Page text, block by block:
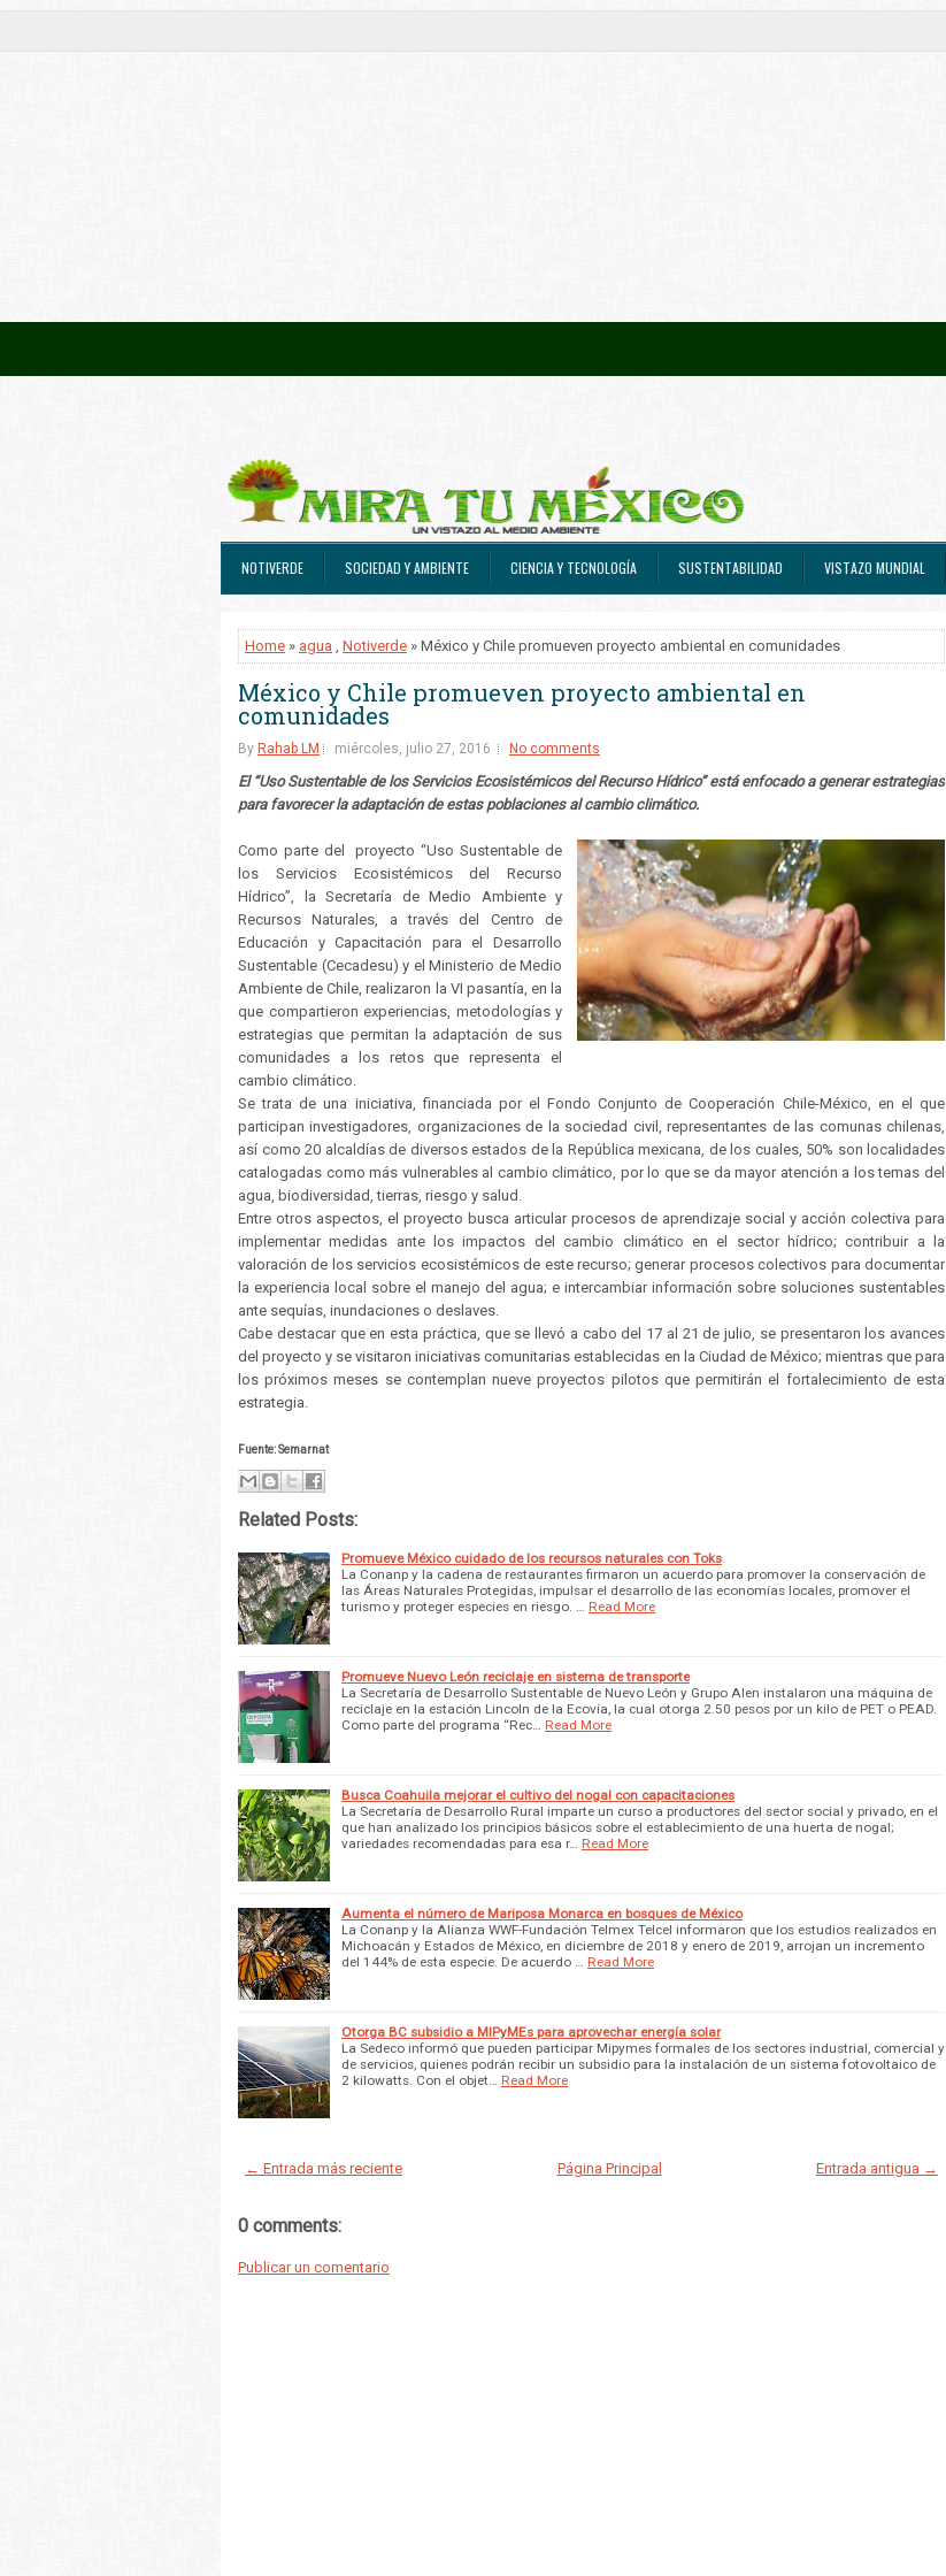
NOTIVERDE SOCIEDAD Y AMBIENTE CIENCIA Y TECNOLOGÍA SUSTENTABILIDAD VISTAZO MUNDIAL
Home » agua , Notiverde » México y Chile promueven proyecto ambiental en comunidades
México y Chile promueven proyecto ambiental en
comunidades
By Rahab LM miércoles, julio 27, 2016 No comments
El “Uso Sustentable de los Servicios Ecosistémicos del Recurso Hídrico” está enfocado a generar estrategias
para favorecer la adaptación de estas poblaciones al cambio climático.
Como parte del proyecto “Uso Sustentable de
los Servicios Ecosistémicos del Recurso
Hídrico”, la Secretaría de Medio Ambiente y
Recursos Naturales, a través del Centro de
Educación y Capacitación para el Desarrollo
Sustentable (Cecadesu) y el Ministerio de Medio
Ambiente de Chile, realizaron la VI pasantía, en la
que compartieron experiencias, metodologías y
estrategias que permitan la adaptación de sus
comunidades a los retos que representa el
cambio climático.
Se trata de una iniciativa, financiada por el Fondo Conjunto de Cooperación Chile-México, en el que
participan investigadores, organizaciones de la sociedad civil, representantes de las comunas chilenas,
así como 20 alcaldías de diversos estados de la República mexicana, de los cuales, 50% son localidades
catalogadas como más vulnerables al cambio climático, por lo que se da mayor atención a los temas del
agua, biodiversidad, tierras, riesgo y salud.
Entre otros aspectos, el proyecto busca articular procesos de aprendizaje social y acción colectiva para
implementar medidas ante los impactos del cambio climático en el sector hídrico; contribuir a la
valoración de los servicios ecosistémicos de este recurso; generar procesos colectivos para documentar
la experiencia local sobre el manejo del agua; e intercambiar información sobre soluciones sustentables
ante sequías, inundaciones o deslaves.
Cabe destacar que en esta práctica, que se llevó a cabo del 17 al 21 de julio, se presentaron los avances
del proyecto y se visitaron iniciativas comunitarias establecidas en la Ciudad de México; mientras que para
los próximos meses se contemplan nueve proyectos pilotos que permitirán el fortalecimiento de esta
estrategia.
Fuente: Semarnat
Related Posts:
Promueve México cuidado de los recursos naturales con Toks
La Conanp y la cadena de restaurantes firmaron un acuerdo para promover la conservación de
las Áreas Naturales Protegidas, impulsar el desarrollo de las economías locales, promover el
turismo y proteger especies en riesgo. …
Read More
Promueve Nuevo León reciclaje en sistema de transporte
La Secretaría de Desarrollo Sustentable de Nuevo León y Grupo Alen instalaron una máquina de
reciclaje en la estación Lincoln de la Ecovía, la cual otorga 2.50 pesos por un kilo de PET o PEAD.
Como parte del programa “Rec…
Read More
Busca Coahuila mejorar el cultivo del nogal con capacitaciones
La Secretaría de Desarrollo Rural imparte un curso a productores del sector social y privado, en el
que han analizado los principios básicos sobre el establecimiento de una huerta de nogal;
variedades recomendadas para esa r…
Read More
Aumenta el número de Mariposa Monarca en bosques de México
La Conanp y la Alianza WWF-Fundación Telmex Telcel informaron que los estudios realizados en
Michoacán y Estados de México, en diciembre de 2018 y enero de 2019, arrojan un incremento
del 144% de esta especie. De acuerdo …
Read More
Otorga BC subsidio a MIPyMEs para aprovechar energía solar
La Sedeco informó que pueden participar Mipymes formales de los sectores industrial, comercial y
de servicios, quienes podrán recibir un subsidio para la instalación de un sistema fotovoltaico de
2 kilowatts. Con el objet…
Read More
← Entrada más reciente Entrada antigua →
Página Principal
0 comments:
Publicar un comentario